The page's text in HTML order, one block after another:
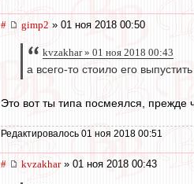
# gimp2 » 01 ноя 2018 00:50
kvzakhar » 01 ноя 2018 00:43
а всего-то стоило его
Это вот ты типа посмеялся, прежде
Редактировалось 01 ноя 2018 00:51
# kvzakhar» 01 ноя 2018 00:43